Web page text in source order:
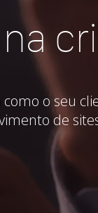
o seu
de